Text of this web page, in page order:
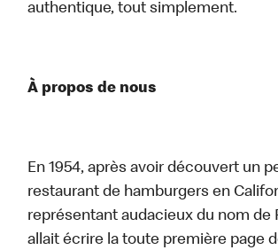
authentique, tout simplement.
À propos de nous
En 1954, après avoir découvert un
restaurant de hamburgers en
représentant audacieux du nom de
allait écrire la toute première page